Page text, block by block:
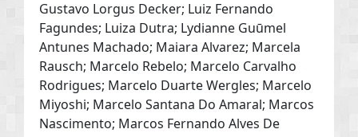
Gustavo Lorgus Decker; Luiz Fernando
Fagundes; Luiza Dutra; Lydianne Guūmel
Antunes Machado; Maiara Alvarez; Marcela
Rausch; Marcelo Rebelo; Marcelo Carvalho
Rodrigues; Marcelo Duarte Wergles; Marcelo
Miyoshi; Marcelo Santana Do Amaral; Marcos
Nascimento; Marcos Fernando Alves De